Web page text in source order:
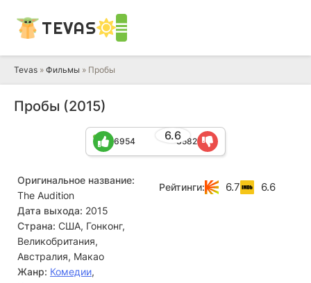
TEVAS
Tevas » Фильмы » Пробы
Пробы (2015)
6.6
6954 3582
Оригинальное название:
The Audition
Дата выхода: 2015
Страна: США, Гонконг,
Великобритания,
Австралия, Макао
Жанр: Комедии,
Рейтинги: 6.7 6.6